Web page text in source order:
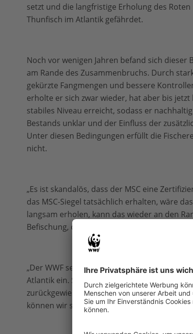
setzt und die langfristige Erholung des Roten
Thunfisch im Atlantik gefährdet.
Noch vor wenigen Jahren befand sich dieser
am Rande des Zusammenbruchs. Durch
gekürzte Fangmengen und bessere
erholte er sich zwar wieder, hat aber bis jetzt
stabiles Niveau erreicht, sodass er
Bestands unklar und der Einfluss der
Unter diesen Bedingungen erfüllt die
nicht.
„Es ist skandalös, dass der MSC eine
das MSC-Siegel tatsächlich erhalten, wäre
langsam erholen, kann das wieder an den
Befischung, die ein Umwelt-Siegel verdient“,
„Der WWF setzt sich für den langfristigen
Atlantik ein. Sämtliche Bedenken gegen die
zurückgewiesen, sodass der WWF nun
können wir so nicht hinnehmen“, erklärt